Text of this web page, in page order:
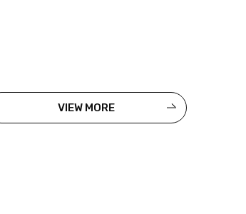
VIEW MORE